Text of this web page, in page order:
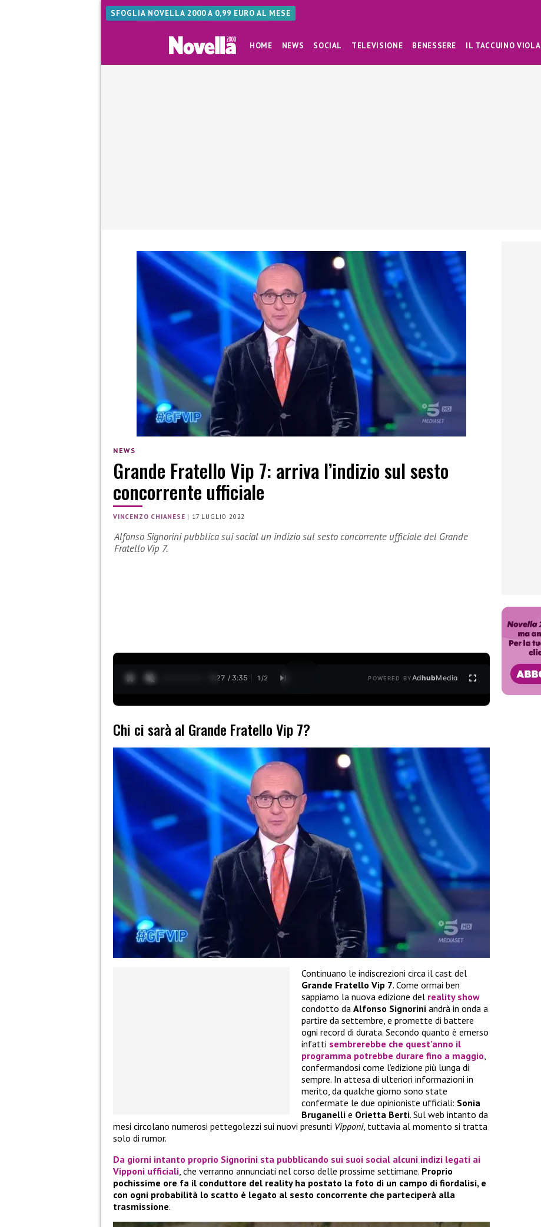
SFOGLIA NOVELLA 2000 A 0,99 EURO AL MESE
HOME NEWS SOCIAL TELEVISIONE BENESSERE IL TACCUINO VIOLA
NEWS
Grande Fratello Vip 7: arriva l’indizio sul sesto
concorrente ufficiale
VINCENZO CHIANESE | 17 LUGLIO 2022
Alfonso Signorini pubblica sui social un indizio sul sesto concorrente ufficiale del Grande
Fratello Vip 7.
0:29 / 3:35 1 /2 POWERED BYAdhubMedia
Chi ci sarà al Grande Fratello Vip 7?
Continuano le indiscrezioni circa il cast del
Grande Fratello Vip 7. Come ormai ben
sappiamo la nuova edizione del reality show
condotto da Alfonso Signorini andrà in onda a
partire da settembre, e promette di battere
ogni record di durata. Secondo quanto è emerso
infatti sembrerebbe che quest’anno il
programma potrebbe durare fino a maggio,
confermandosi come l’edizione più lunga di
sempre. In attesa di ulteriori informazioni in
merito, da qualche giorno sono state
confermate le due opinioniste ufficiali: Sonia
Bruganelli e Orietta Berti. Sul web intanto da
mesi circolano numerosi pettegolezzi sui nuovi presunti Vipponi, tuttavia al momento si tratta
solo di rumor.
Da giorni intanto proprio Signorini sta pubblicando sui suoi social alcuni indizi legati ai
Vipponi ufficiali, che verranno annunciati nel corso delle prossime settimane. Proprio
pochissime ore fa il conduttore del reality ha postato la foto di un campo di fiordalisi, e
con ogni probabilità lo scatto è legato al sesto concorrente che parteciperà alla
trasmissione.